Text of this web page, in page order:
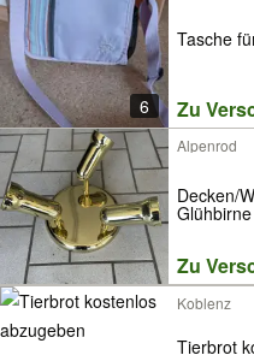
6
Tasche
Zu
Alpenrod
Decken/
Zu
Koblenz
Tierbrot